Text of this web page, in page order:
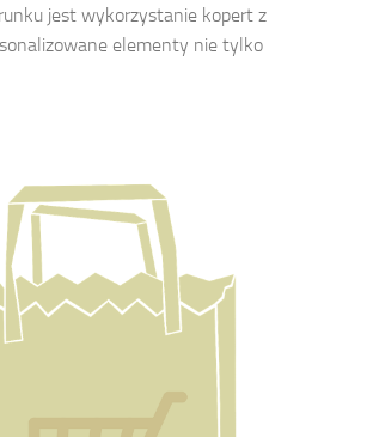
jest wykorzystanie kopert z
elementy nie tylko